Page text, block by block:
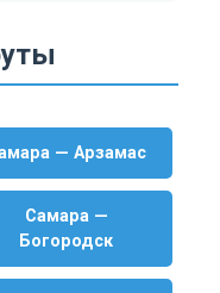
— Арзамас
Самара —
Богородск